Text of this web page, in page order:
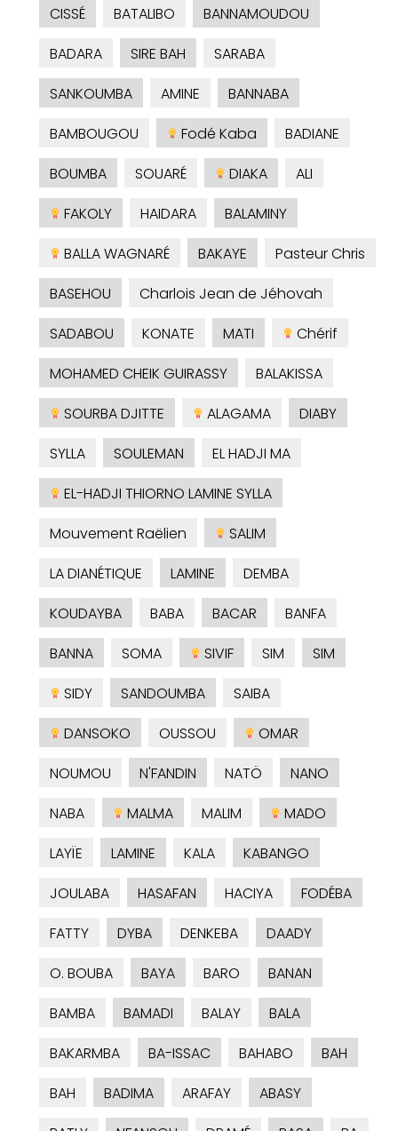
CISSÉ BATALIBO
BANNAMOUDOU
BADARA
SIRE BAH
SARABA
SANKOUMBA
AMINE
BANNABA
BAMBOUGOU
Fodé Kaba
BADIANE
BOUMBA
SOUARÉ DIAKA
ALI
FAKOLY
HAIDARA
BALAMINY
BALLA WAGNARÉ
BAKAYE
Pasteur Chris
BASEHOU
Charlois Jean de Jéhovah
SADABOU
KONATE MATI
Chérif
MOHAMED CHEIK GUIRASSY
BALAKISSA
SOURBA DJITTE
ALAGAMA
DIABY
SYLLA
SOULEMAN
EL HADJI MA
EL-HADJI THIORNO LAMINE SYLLA
Mouvement Raëlien
SALIM
LA DIANÉTIQUE
LAMINE
DEMBA
KOUDAYBA
BABA BACAR
BANFA
BANNA
SOMA SIVIF SIM
SIM
SIDY
SANDOUMBA
SAIBA
DANSOKO
OUSSOU
OMAR
NOUMOU
N'FANDIN NATÖ
NANO
NABA
MALMA MALIM
MADO
LAYÏE
LAMINE KALA
KABANGO
JOULABA
HASAFAN HACIYA
FODÉBA
FATTY
DYBA DENKEBA
DAADY
O. BOUBA
BAYA BARO
BANAN
BAMBA
BAMADI BALAY
BALA
BAKARMBA
BA-ISSAC BAHABO
BAH
BAH
BADIMA ARAFAY
ABASY